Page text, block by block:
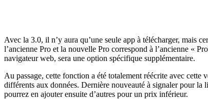
Avec la 3.0, il n’y aura qu’une seule app à télécharger, mais
l’ancienne Pro et la nouvelle Pro correspond à l’ancienne «
navigateur web, sera une option spécifique supplémentaire.
Au passage, cette fonction a été totalement réécrite avec
différents aux données. Dernière nouveauté à signaler pour
pourrez en ajouter ensuite d’autres pour un prix inférieur.